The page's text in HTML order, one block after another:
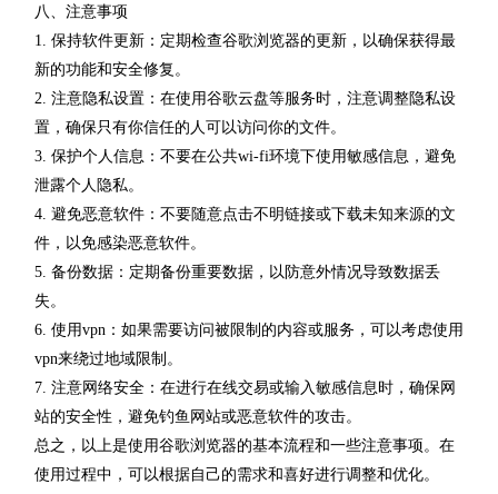
八、注意事项
1. 保持软件更新：定期检查谷歌浏览器的更新，以确保获得最
新的功能和安全修复。
2. 注意隐私设置：在使用谷歌云盘等服务时，注意调整隐私设
置，确保只有你信任的人可以访问你的文件。
3. 保护个人信息：不要在公共wi-fi环境下使用敏感信息，避免
泄露个人隐私。
4. 避免恶意软件：不要随意点击不明链接或下载未知来源的文
件，以免感染恶意软件。
5. 备份数据：定期备份重要数据，以防意外情况导致数据丢
失。
6. 使用vpn：如果需要访问被限制的内容或服务，可以考虑使用
vpn来绕过地域限制。
7. 注意网络安全：在进行在线交易或输入敏感信息时，确保网
站的安全性，避免钓鱼网站或恶意软件的攻击。
总之，以上是使用谷歌浏览器的基本流程和一些注意事项。在
使用过程中，可以根据自己的需求和喜好进行调整和优化。